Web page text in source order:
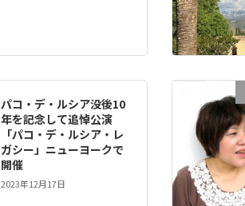
パコ・デ・ルシア没後10
年を記念して追悼公演
「パコ・デ・ルシア・レ
ガシー」ニューヨークで
開催
2023年12月17日